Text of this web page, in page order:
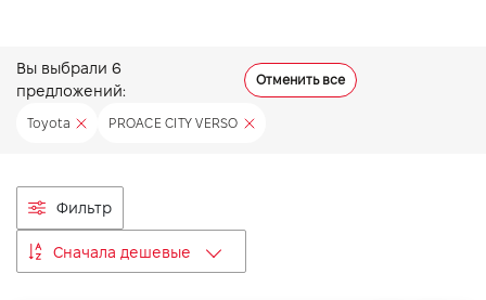
Вы выбрали 6
предложений:
Отменить все
Toyota PROACE CITY VERSO
Фильтр
Сначала дешевые